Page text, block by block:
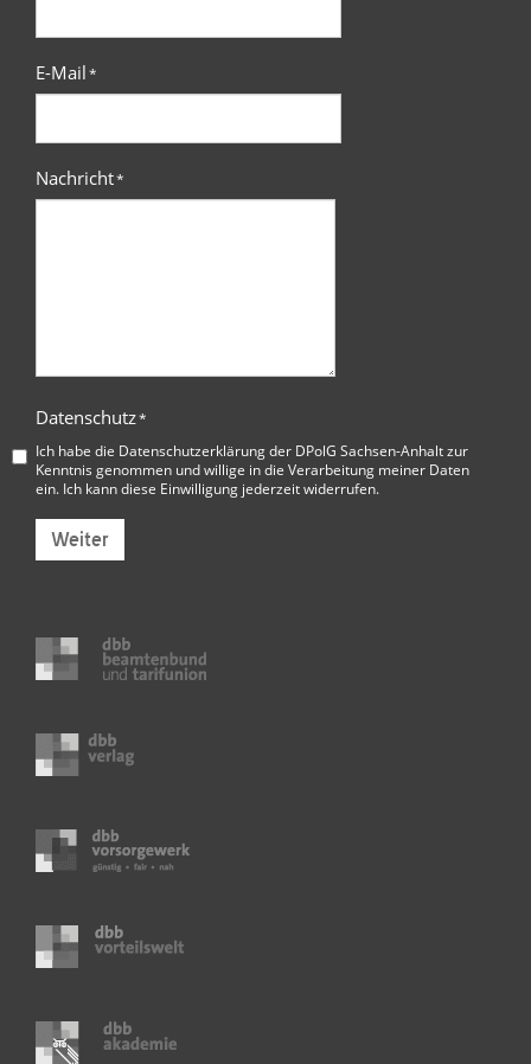
E-Mail*
Nachricht*
Datenschutz*
Ich habe die Datenschutzerklärung der DPolG Sachsen-Anhaltzur
Kenntnis genommen und willige in die Verarbeitung meiner Daten
ein. Ich kann diese Einwilligung jederzeit widerrufen.
Weiter